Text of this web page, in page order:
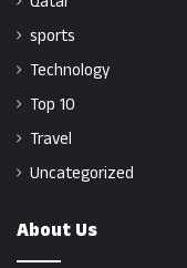
sports
Technology
Top 10
Travel
Uncategorized
About Us